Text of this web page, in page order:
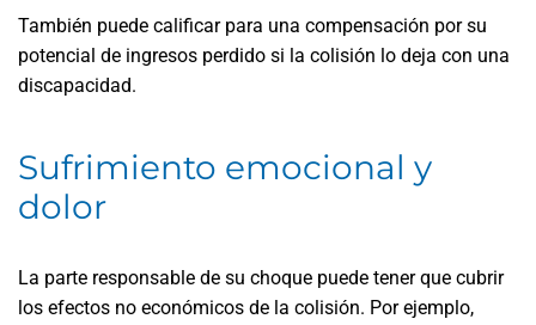
También puede calificar para una compensación por su
potencial de ingresos perdido si la colisión lo deja con una
discapacidad.
Sufrimiento emocional y
dolor
La parte responsable de su choque puede tener que cubrir
los efectos no económicos de la colisión. Por ejemplo,